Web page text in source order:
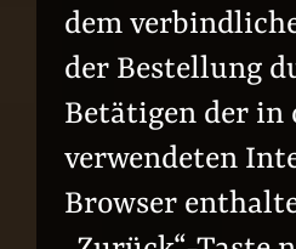
dem
der Bestellung
Betätigen der in
verwendeten
Browser